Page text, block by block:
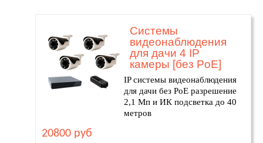
Системы
видеонаблюдения
для дачи 4 IP
камеры [без PoE]
IP системы видеонаблюдения
для дачи без PoE разрешение
2,1 Мп и ИК подсветка до 40
метров
20800 руб